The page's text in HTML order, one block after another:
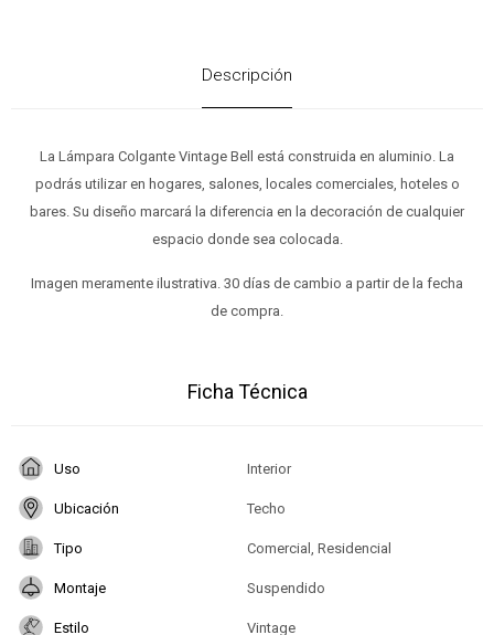
Descripción
La Lámpara Colgante Vintage Bell está construida en aluminio. La
podrás utilizar en hogares, salones, locales comerciales, hoteles o
bares. Su diseño marcará la diferencia en la decoración de cualquier
espacio donde sea colocada.
Imagen meramente ilustrativa. 30 días de cambio a partir de la fecha
de compra.
Ficha Técnica
Uso Interior
Ubicación Techo
Tipo Comercial, Residencial
Montaje Suspendido
Estilo Vintage